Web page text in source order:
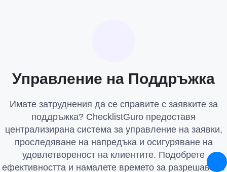
Управление на Поддръжка
Имате затруднения да се справите с заявките за
поддръжка? ChecklistGuro предоставя
централизирана система за управление на заявки,
проследяване на напредъка и осигуряване на
удовлетвореност на клиентите. Подобрете
ефективността и намалете времето за разрешаване